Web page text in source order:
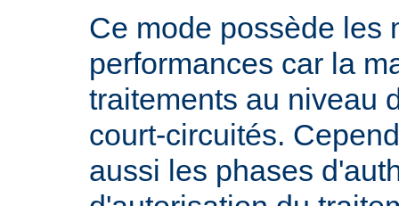
Ce mode possède les
performances car la
traitements au niveau
court-circuités.
aussi les phases